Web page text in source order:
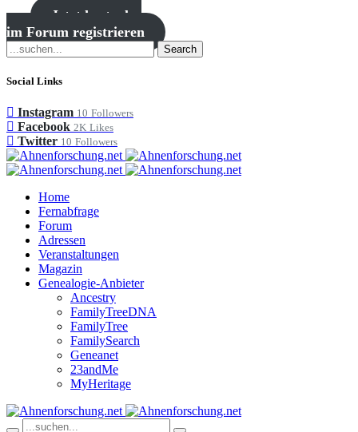
Jetzt kostenlos
im Forum registrieren
Search
Social Links
Instagram 10 Followers
Facebook 2K Likes
Twitter 10 Followers
Home
Fernabfrage
Forum
Adressen
Veranstaltungen
Magazin
Genealogie-Anbieter
Ancestry
FamilyTreeDNA
FamilyTree
FamilySearch
Geneanet
23andMe
MyHeritage